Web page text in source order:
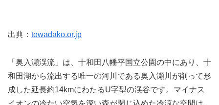
出典： towadako.or.jp
「奥入瀬渓流」は、十和田八幡平国立公園の中にあり、十
和田湖から流出する唯一の河川である奥入瀬川が削って形
成した延長約14kmにわたるU字型の渓谷です。マイナス
イオンの冷たい空気を深い森が閉じ込めた冷涼な空間は、